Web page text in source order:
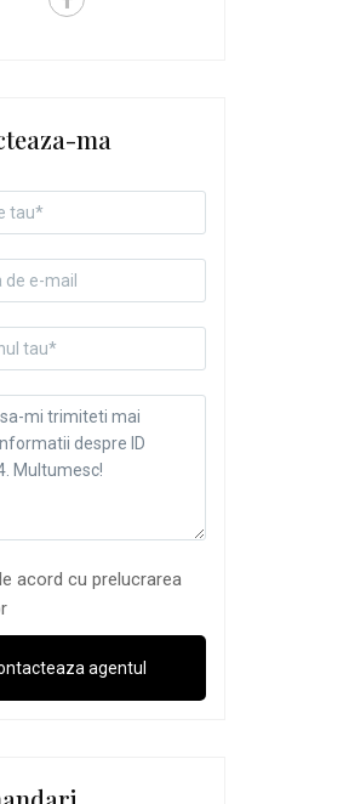
ma
acord cu prelucrarea